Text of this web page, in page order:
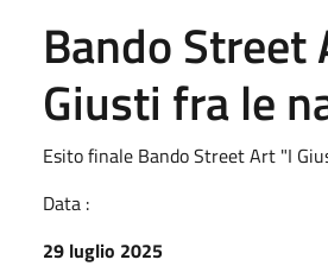
Bando Street
Giusti fra le
Esito finale Bando Street Art "I
Data :
29 luglio 2025